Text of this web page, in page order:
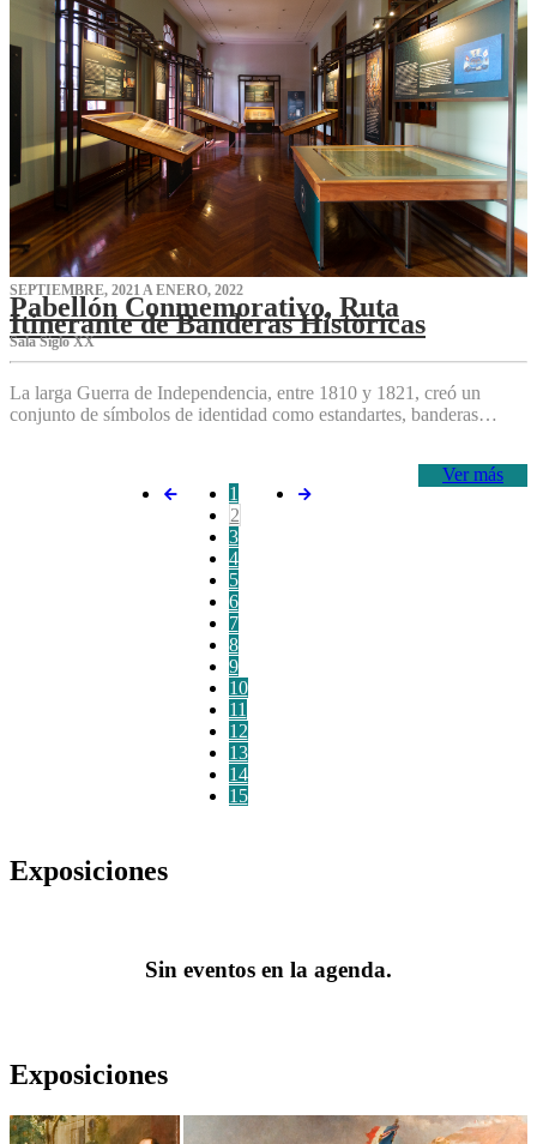
SEPTIEMBRE, 2021 A ENERO, 2022
Pabellón Conmemorativo, Ruta
Itinerante de Banderas Históricas
Sala Siglo XX
La larga Guerra de Independencia, entre 1810 y 1821, creó un
conjunto de símbolos de identidad como estandartes, banderas…
Ver más
1
2
3
4
5
6
7
8
9
10
11
12
13
14
15
Exposiciones
Sin eventos en la agenda.
Exposiciones